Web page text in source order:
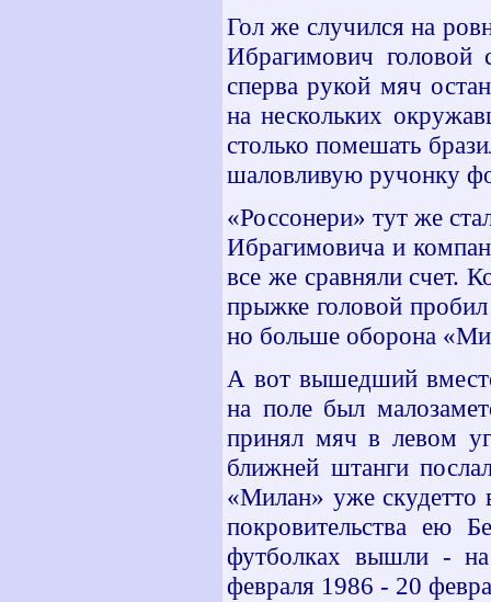
Гол же случился на
Ибрагимович головой
сперва рукой мяч
на нескольких
столько помешать
шаловливую ручонку
«Россонери» тут же
Ибрагимовича и
все же сравняли счет.
прыжке головой
но больше оборона
А вот вышедший
на поле был
принял мяч в левом
ближней штанги
«Милан» уже скудетто
покровительства ею
футболках вышли -
февраля 1986 - 20